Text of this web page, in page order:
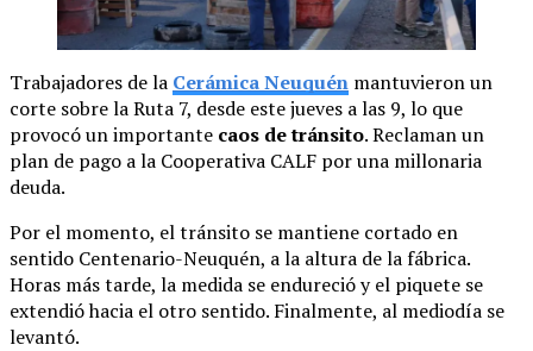
Trabajadores de la Cerámica Neuquén mantuvieron un
corte sobre la Ruta 7, desde este jueves a las 9, lo que
provocó un importante caos de tránsito. Reclaman un
plan de pago a la Cooperativa CALF por una millonaria
deuda.
Por el momento, el tránsito se mantiene cortado en
sentido Centenario-Neuquén, a la altura de la fábrica.
Horas más tarde, la medida se endureció y el piquete se
extendió hacia el otro sentido. Finalmente, al mediodía se
levantó.